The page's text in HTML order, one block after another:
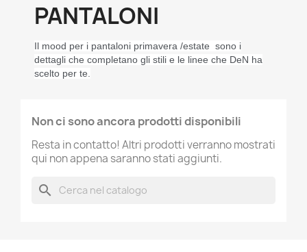
PANTALONI
Il mood per i pantaloni primavera /estate sono i
dettagli che completano gli stili e le linee che DeN ha
scelto per te.
Non ci sono ancora prodotti disponibili
Resta in contatto! Altri prodotti verranno mostrati
qui non appena saranno stati aggiunti.
search